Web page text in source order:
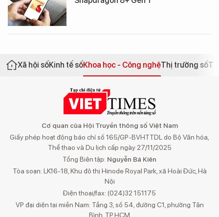
Xã hội sốKinh tế sốKhoa học - Công nghệThị trường số
Cơ quan của Hội Truyền thông số Việt Nam
Giấy phép hoạt động báo chí số 165/GP-BVHTTDL do Bộ Văn hóa,
Thể thao và Du lịch cấp ngày 27/11/2025
Tổng Biên tập: Nguyễn Bá Kiên
Tòa soạn: LK16-18, Khu đô thị Hinode Royal Park, xã Hoài Đức, Hà
Nội
Điện thoại/fax: (024)32 151175
VP đại diện tại miền Nam: Tầng 3, số 54, đường C1, phường Tân
Bình, TP.HCM